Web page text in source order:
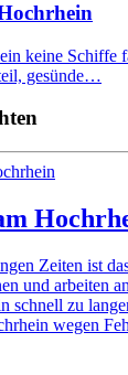
keine Schiffe
gesünde…
Zeiten ist
und arbeiten
schnell zu
wegen